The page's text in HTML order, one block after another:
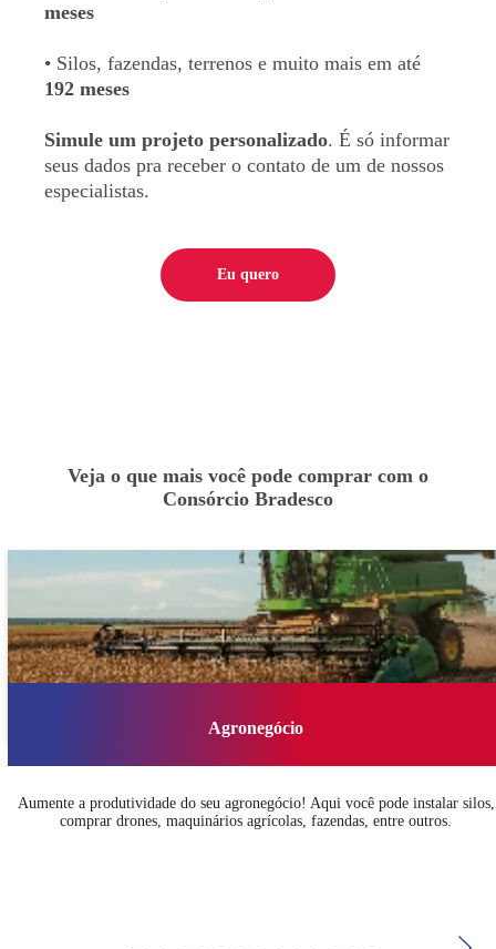
meses
• Silos, fazendas, terrenos e muito mais em até
192 meses
Simule um projeto personalizado. É só informar
seus dados pra receber o contato de um de nossos
especialistas.
Eu quero
Veja o que mais você pode comprar com o
Consórcio Bradesco
Agronegócio
Aumente a produtividade do seu agronegócio! Aqui você pode instalar silos,
comprar drones, maquinários agrícolas, fazendas, entre outros.